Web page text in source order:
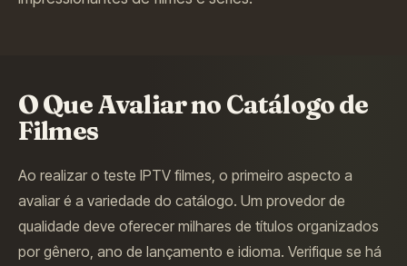
O Que Avaliar no Catálogo de
Filmes
Ao realizar o teste IPTV filmes, o primeiro aspecto a
avaliar é a variedade do catálogo. Um provedor de
qualidade deve oferecer milhares de títulos organizados
por gênero, ano de lançamento e idioma. Verifique se há